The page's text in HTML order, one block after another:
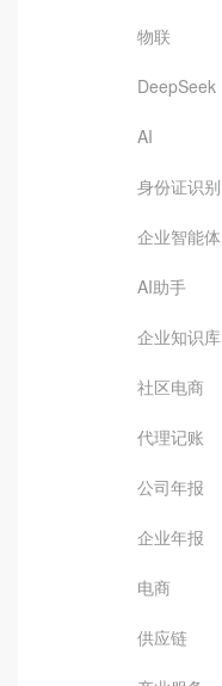
物联
DeepSeek
AI
身份证识别
企业智能体
AI助手
企业知识库
社区电商
代理记账
公司年报
企业年报
电商
供应链